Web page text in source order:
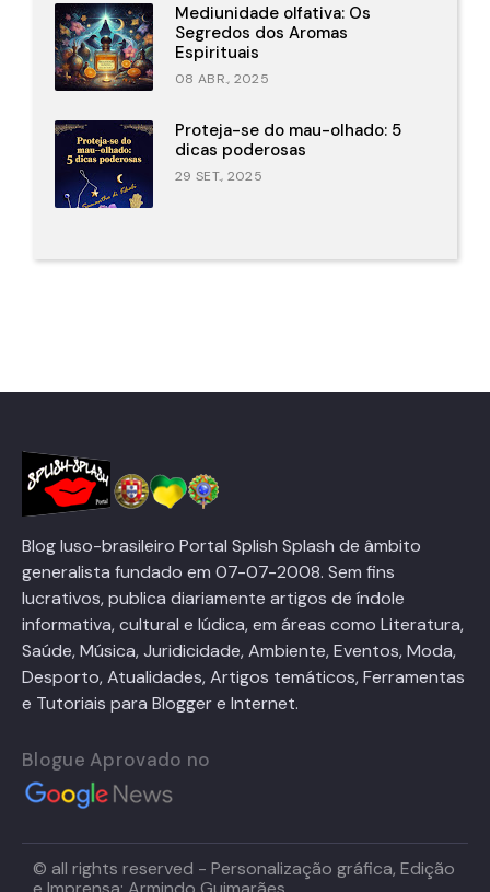
Mediunidade olfativa: Os
Segredos dos Aromas
Espirituais
08 ABR., 2025
Proteja-se do mau-olhado: 5
dicas poderosas
29 SET., 2025
Blog luso-brasileiro Portal Splish Splash de âmbito
generalista fundado em 07-07-2008. Sem fins
lucrativos, publica diariamente artigos de índole
informativa, cultural e lúdica, em áreas como Literatura,
Saúde, Música, Juridicidade, Ambiente, Eventos, Moda,
Desporto, Atualidades, Artigos temáticos, Ferramentas
e Tutoriais para Blogger e Internet.
Blogue Aprovado no
© all rights reserved - Personalização gráfica, Edição